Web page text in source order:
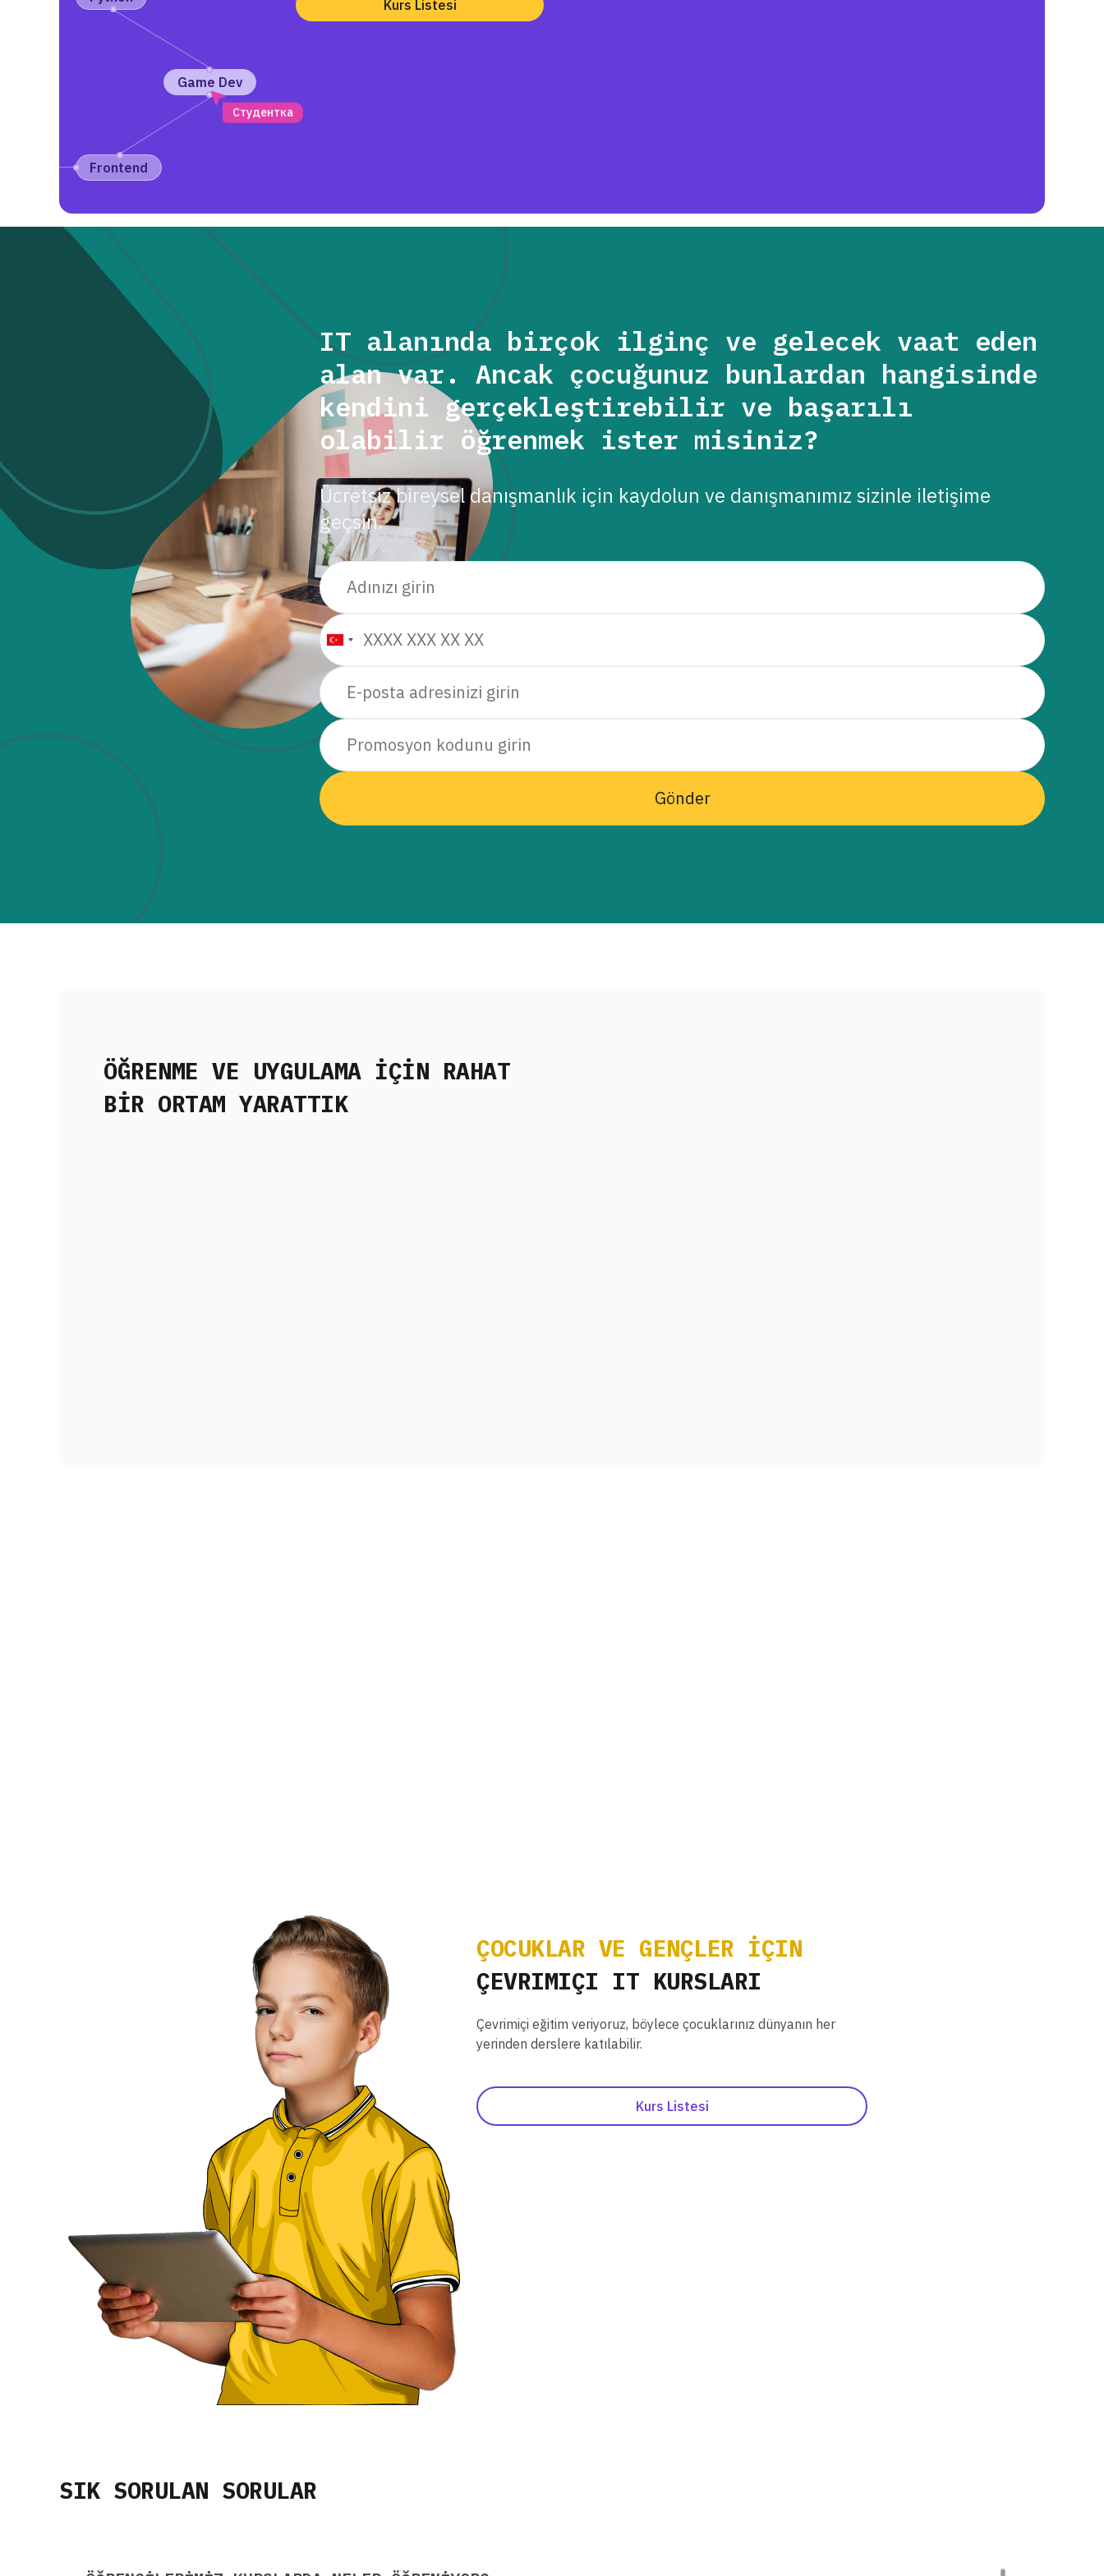
Kurs Listesi
Game Dev
Frontend
Студентка
IT alanında birçok ilginç ve gelecek vaat eden
alan var. Ancak çocuğunuz bunlardan hangisinde
kendini gerçekleştirebilir ve başarılı
olabilir öğrenmek ister misiniz?
Ücretsiz bireysel danışmanlık için kaydolun ve danışmanımız sizinle iletişime
geçsin.
Gönder
ÖĞRENME VE UYGULAMA İÇİN RAHAT
BİR ORTAM YARATTIK
ÇOCUKLAR VE GENÇLER İÇIN
ÇEVRIMIÇI IT KURSLARI
Çevrimiçi eğitim veriyoruz, böylece çocuklarınız dünyanın her
yerinden derslere katılabilir.
Kurs Listesi
SIK SORULAN SORULAR